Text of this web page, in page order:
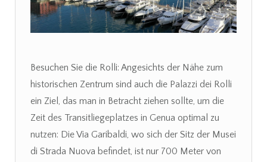
Besuchen Sie die Rolli: Angesichts der Nähe zum
historischen Zentrum sind auch die Palazzi dei Rolli
ein Ziel, das man in Betracht ziehen sollte, um die
Zeit des Transitliegeplatzes in Genua optimal zu
nutzen: Die Via Garibaldi, wo sich der Sitz der Musei
di Strada Nuova befindet, ist nur 700 Meter von